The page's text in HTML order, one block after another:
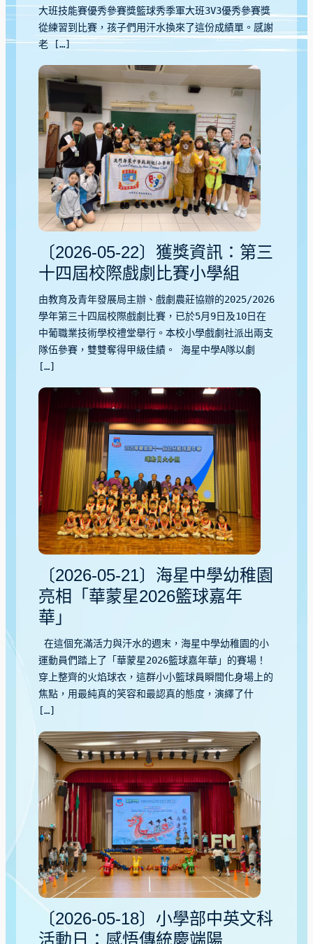
大班技能賽優秀參賽獎籃球秀季軍大班3V3優秀參賽獎
從練習到比賽，孩子們用汗水換來了這份成績單。感謝
老 […]
〔2026-05-22〕獲獎資訊：第三
十四屆校際戲劇比賽小學組
由教育及青年發展局主辦、戲劇農莊協辦的2025/2026
學年第三十四屆校際戲劇比賽，已於5月9日及10日在
中葡職業技術學校禮堂舉行。本校小學戲劇社派出兩支
隊伍參賽，雙雙奪得甲級佳績。 海星中學A隊以劇
[…]
〔2026-05-21〕海星中學幼稚園
亮相「華蒙星2026籃球嘉年
華」
在這個充滿活力與汗水的週末，海星中學幼稚園的小
運動員們踏上了「華蒙星2026籃球嘉年華」的賽場！
穿上整齊的火焰球衣，這群小小籃球員瞬間化身場上的
焦點，用最純真的笑容和最認真的態度，演繹了什
[…]
〔2026-05-18〕小學部中英文科
活動日：感悟傳統慶端陽